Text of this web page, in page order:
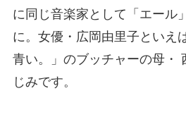
に同じ音楽家として「エール
に。女優・広岡由里子といえ
青い。」のブッチャーの母・
じみです。